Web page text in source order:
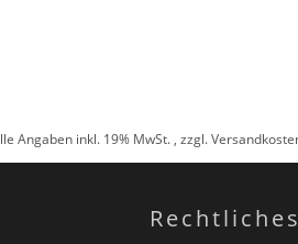
Angaben inkl. 19% MwSt. , zzgl.
Rechtliches